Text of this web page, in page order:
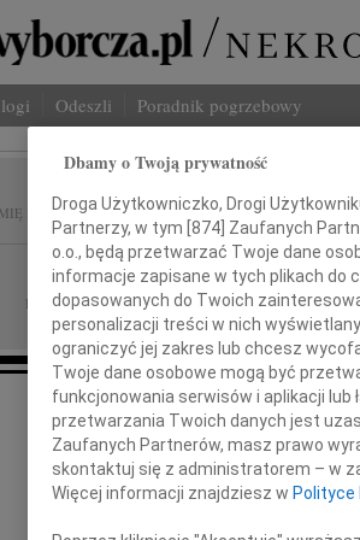
Odeszli Poradnik pogrzebowy
I NAZWISKO: Czesław Król
REGION: Poznań
DATA EMISJI: 20.11.2015
Z głębokim żalem
że dnia 16 listopada 2015 roku
nasz Mąż, Ojciec,
Dbamy o Twoją prywatność
Droga Użytkowniczko, Drogi
Partnerzy, w tym [874] Zaufanych
o.o., będą przetwarzać Twoje dane
informacje zapisane w tych plikach do
dopasowanych do Twoich
personalizacji treści w nich
ograniczyć jej zakres lub chcesz
Twoje dane osobowe mogą być
funkcjonowania serwisów i aplikacji lub
przetwarzania Twoich danych jest
Zaufanych Partnerów, masz prawo
skontaktuj się z administratorem – w
Więcej informacji znajdziesz w Polityce